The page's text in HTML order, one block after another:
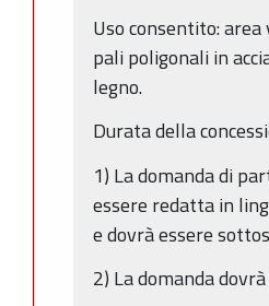
Uso consentito:
pali poligonali in
legno.
Durata della
1) La domanda di
essere redatta in
e dovrà essere
2) La domanda